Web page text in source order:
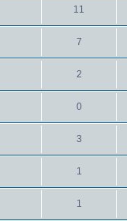
11
7
2
0
3
1
1